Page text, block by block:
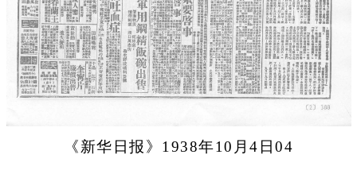
《新华日报》1938年10月4日04